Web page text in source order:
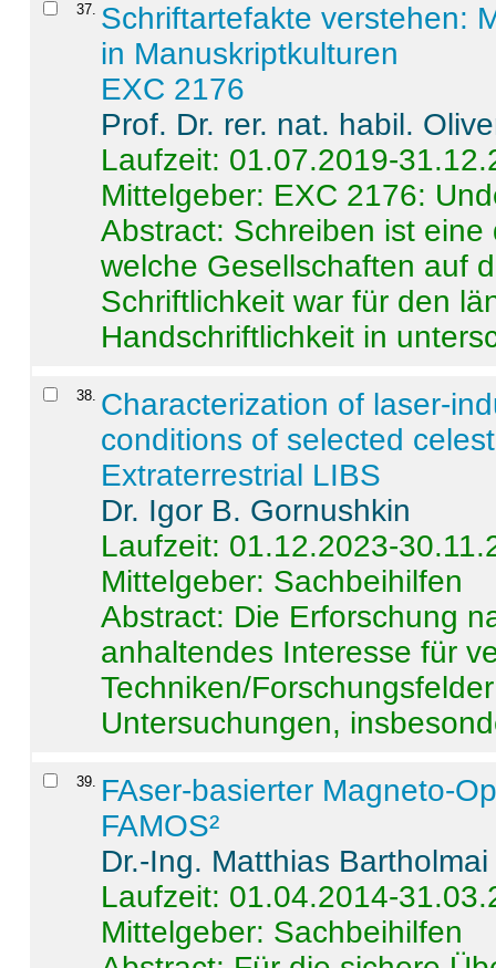
37. Schriftartefakte verstehen:
in Manuskriptkulturen
EXC 2176
Prof. Dr. rer. nat. habil.
Laufzeit: 01.07.2019-
Mittelgeber: EXC 2176:
Abstract: Schreiben ist
welche Gesellschaften auf
Schriftlichkeit war für den
Handschriftlichkeit in
38. Characterization of laser-
conditions of selected
Extraterrestrial LIBS
Dr. Igor B. Gornushkin
Laufzeit: 01.12.2023-
Mittelgeber: Sachbeihilfen
Abstract: Die Erforschung
anhaltendes Interesse für
Techniken/
Untersuchungen,
39. FAser-basierter Magneto-
FAMOS²
Dr.-Ing. Matthias Bartholmai
Laufzeit: 01.04.2014-
Mittelgeber: Sachbeihilfen